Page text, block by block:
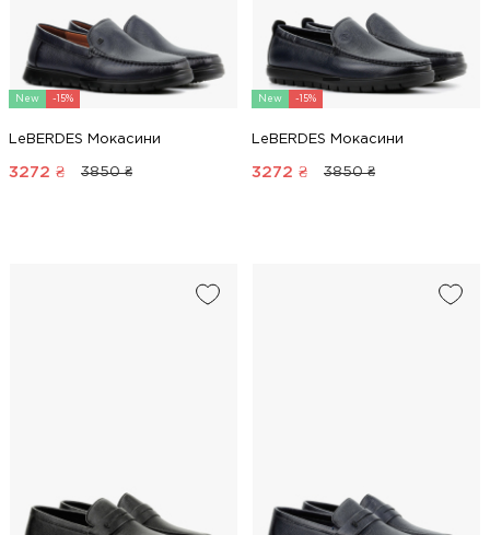
New -15%
LeBERDES Мокасини
3272 ₴ 3850 ₴
New -15%
LeBERDES Мокасини
3272 ₴ 3850 ₴